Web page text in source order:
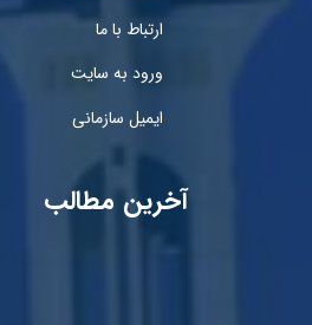
ارتباط با ما
ورود به سایت
ایمیل سازمانی
آخرین مطالب